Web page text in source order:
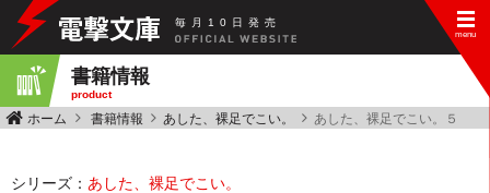
毎 月 10 日 発 売
書籍情報
product
ホーム 書籍情報 あした、裸足でこい。 あした、裸足でこい。５
シリーズ： あした、裸足でこい。